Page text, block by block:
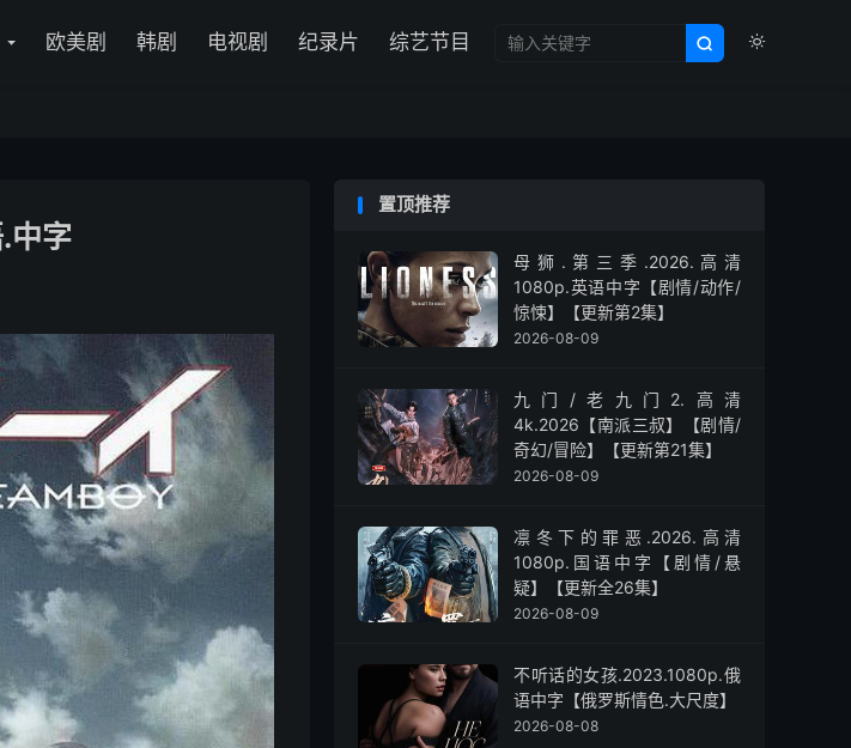


欧美剧 韩剧 电视剧 纪录片 综艺节目
中字
置顶推荐
母狮.第三季.2026.高清
1080p.英语中字【剧情/动作/
惊悚】【更新第2集】
2026-08-09
九门/老九门2.高清
4k.2026【南派三叔】【剧情/
奇幻/冒险】【更新第21集】
2026-08-09
凛冬下的罪恶.2026.高清
1080p.国语中字【剧情/悬
疑】【更新全26集】
2026-08-09
不听话的女孩.2023.1080p.俄
语中字【俄罗斯情色.大尺度】
2026-08-08